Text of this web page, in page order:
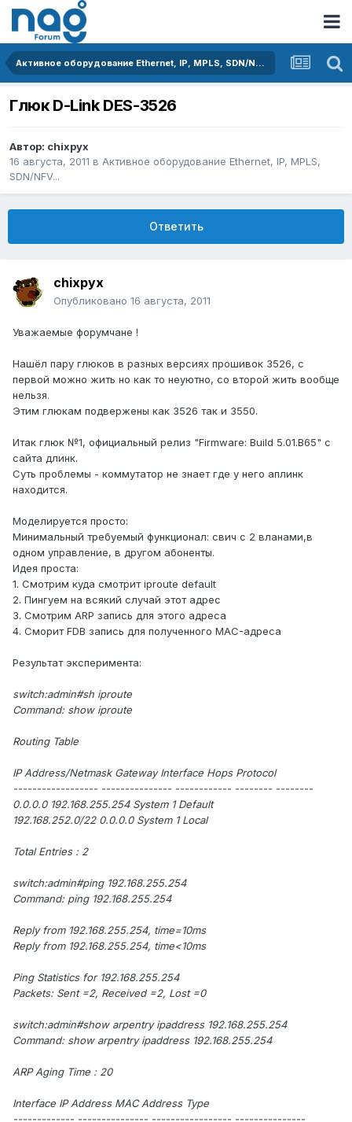
Активное оборудование Ethernet, IP, MPLS, SDN/NFV...
Глюк D-Link DES-3526
Автор: chixpyx
16 августа, 2011 в Активное оборудование Ethernet, IP, MPLS,
SDN/NFV...
Ответить
chixpyx
Опубликовано 16 августа, 2011
Уважаемые форумчане !
Нашёл пару глюков в разных версиях прошивок 3526, с
первой можно жить но как то неуютно, со второй жить вообще
нельзя.
Этим глюкам подвержены как 3526 так и 3550.
Итак глюк №1, официальный релиз "Firmware: Build 5.01.B65" с
сайта длинк.
Суть проблемы - коммутатор не знает где у него аплинк
находится.
Моделируется просто:
Минимальный требуемый функционал: свич с 2 вланами,в
одном управление, в другом абоненты.
Идея проста:
1. Смотрим куда смотрит iproute default
2. Пингуем на всякий случай этот адрес
3. Смотрим ARP запись для этого адреса
4. Сморит FDB запись для полученного MAC-адреса
Результат эксперимента:
switch:admin#sh iproute
Command: show iproute
Routing Table
IP Address/Netmask Gateway Interface Hops Protocol
------------------ --------------- ------------ -------- --------
0.0.0.0 192.168.255.254 System 1 Default
192.168.252.0/22 0.0.0.0 System 1 Local
Total Entries : 2
switch:admin#ping 192.168.255.254
Command: ping 192.168.255.254
Reply from 192.168.255.254, time=10ms
Reply from 192.168.255.254, time<10ms
Ping Statistics for 192.168.255.254
Packets: Sent =2, Received =2, Lost =0
switch:admin#show arpentry ipaddress 192.168.255.254
Command: show arpentry ipaddress 192.168.255.254
ARP Aging Time : 20
Interface IP Address MAC Address Type
------------- --------------- ----------------- ---------------